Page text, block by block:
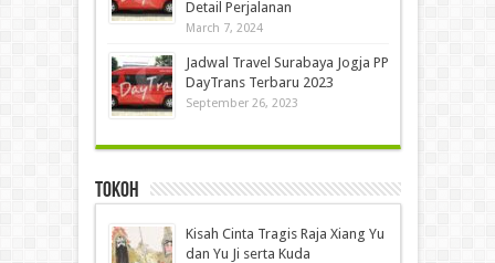
Detail Perjalanan
March 7, 2024
Jadwal Travel Surabaya Jogja PP
DayTrans Terbaru 2023
September 26, 2023
Tokoh
Kisah Cinta Tragis Raja Xiang Yu
dan Yu Ji serta Kuda